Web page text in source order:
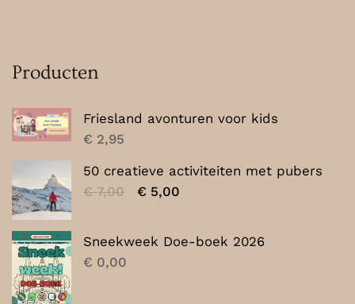
Producten
Friesland avonturen voor kids
€ 2,95
50 creatieve activiteiten met pubers
€7,00
Oorspronkelijke
€ 7,00.
€ 5,00
€ 5,00.
Sneekweek Doe-boek 2026
€ 0,00